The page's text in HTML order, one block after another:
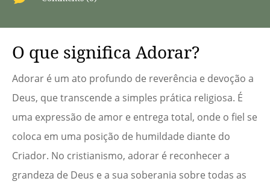
O que significa Adorar?
Adorar é um ato profundo de reverência e devoção a
Deus, que transcende a simples prática religiosa. É
uma expressão de amor e entrega total, onde o fiel se
coloca em uma posição de humildade diante do
Criador. No cristianismo, adorar é reconhecer a
grandeza de Deus e a sua soberania sobre todas as